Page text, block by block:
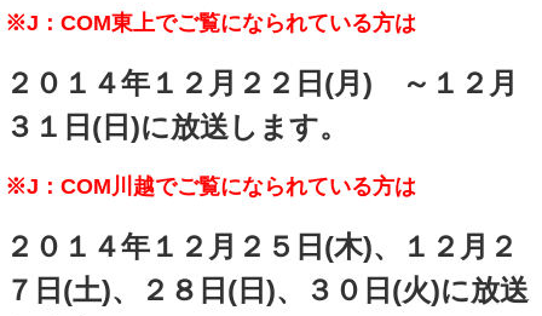
※J：COM東上でご覧になられている方は
２０１４年１２月２２日(月) ～１２月
３１日(日)に放送します。
※J：COM川越でご覧になられている方は
２０１４年１２月２５日(木)、１２月２
７日(土)、２８日(日)、３０日(火)に放送